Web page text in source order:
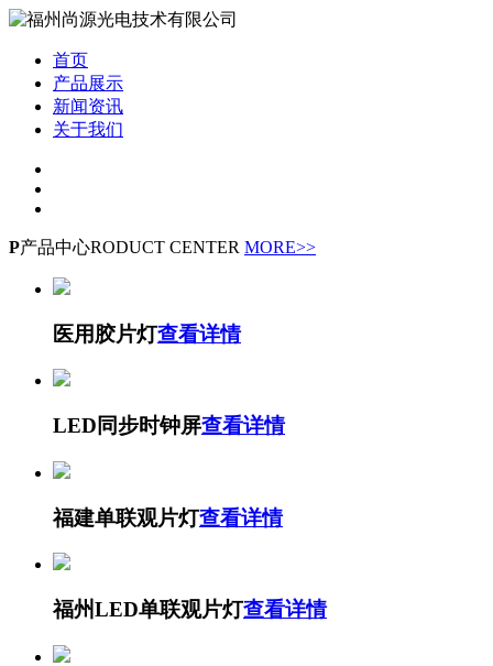
首页
产品展示
新闻资讯
关于我们
P产品中心RODUCT CENTER MORE>>
医用胶片灯查看详情
LED同步时钟屏查看详情
福建单联观片灯查看详情
福州LED单联观片灯查看详情